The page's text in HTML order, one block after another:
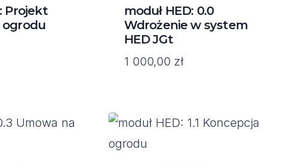
Projekt
ogrodu
moduł HED: 0.0
Wdrożenie w system
HED JGt
1 000,00 zł